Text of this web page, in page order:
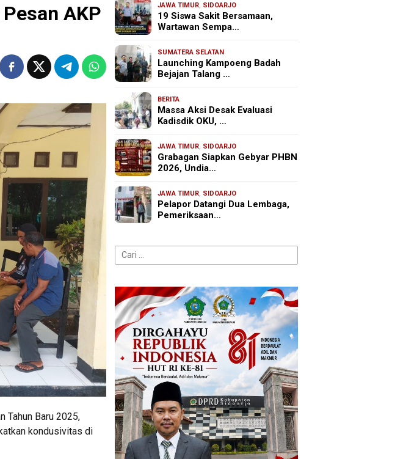
AKP
Tahun Baru 2025,
kondusivitas di
JAWA TIMUR, SIDOARJO
19 Siswa Sakit Bersamaan,
Wartawan Sempa…
SUMATERA SELATAN
Launching Kampoeng Badah
Bejajan Talang …
BERITA
Massa Aksi Desak Evaluasi
Kadisdik OKU, …
JAWA TIMUR, SIDOARJO
Grabagan Siapkan Gebyar PHBN
2026, Undia…
JAWA TIMUR, SIDOARJO
Pelapor Datangi Dua Lembaga,
Pemeriksaan…
Cari
untuk: